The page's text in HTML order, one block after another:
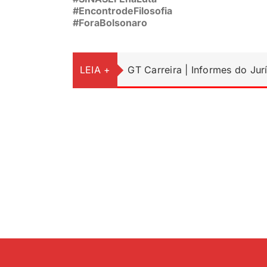
#EncontrodeFilosofia
#ForaBolsonaro
LEIA + GT Carreira | Informes do